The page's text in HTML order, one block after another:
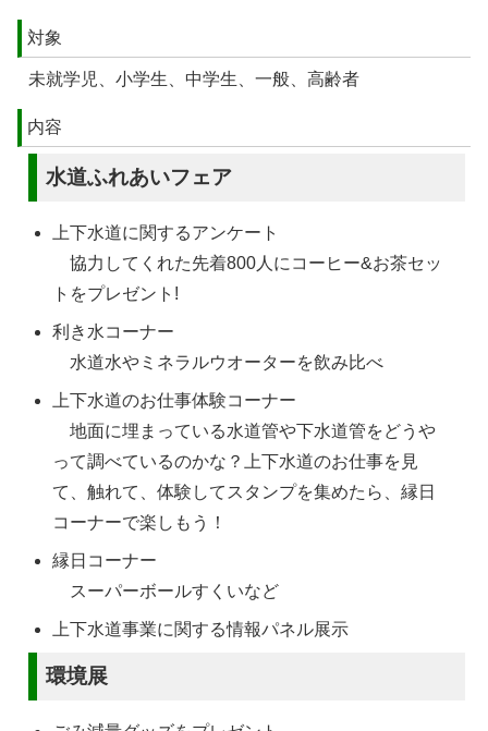
対象
未就学児、小学生、中学生、一般、高齢者
内容
水道ふれあいフェア
上下水道に関するアンケート
協力してくれた先着800人にコーヒー&お茶セッ
トをプレゼント!
利き水コーナー
水道水やミネラルウオーターを飲み比べ
上下水道のお仕事体験コーナー
地面に埋まっている水道管や下水道管をどうや
って調べているのかな？上下水道のお仕事を見
て、触れて、体験してスタンプを集めたら、縁日
コーナーで楽しもう！
縁日コーナー
スーパーボールすくいなど
上下水道事業に関する情報パネル展示
環境展